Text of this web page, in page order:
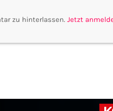
zu hinterlassen. Jetzt